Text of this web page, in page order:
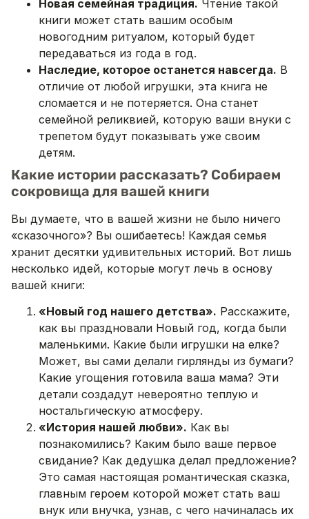
Новая семейная традиция. Чтение такой
книги может стать вашим особым
новогодним ритуалом, который будет
передаваться из года в год.
Наследие, которое останется навсегда. В
отличие от любой игрушки, эта книга не
сломается и не потеряется. Она станет
семейной реликвией, которую ваши внуки с
трепетом будут показывать уже своим
детям.
Какие истории рассказать? Собираем
сокровища для вашей книги
Вы думаете, что в вашей жизни не было ничего
«сказочного»? Вы ошибаетесь! Каждая семья
хранит десятки удивительных историй. Вот лишь
несколько идей, которые могут лечь в основу
вашей книги:
«Новый год нашего детства». Расскажите,
как вы праздновали Новый год, когда были
маленькими. Какие были игрушки на елке?
Может, вы сами делали гирлянды из бумаги?
Какие угощения готовила ваша мама? Эти
детали создадут невероятно теплую и
ностальгическую атмосферу.
«История нашей любви». Как вы
познакомились? Каким было ваше первое
свидание? Как дедушка делал предложение?
Это самая настоящая романтическая сказка,
главным героем которой может стать ваш
внук или внучка, узнав, с чего начиналась их